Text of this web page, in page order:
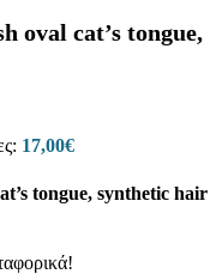
oval cat’s tongue,
17,00€
tongue, synthetic hair